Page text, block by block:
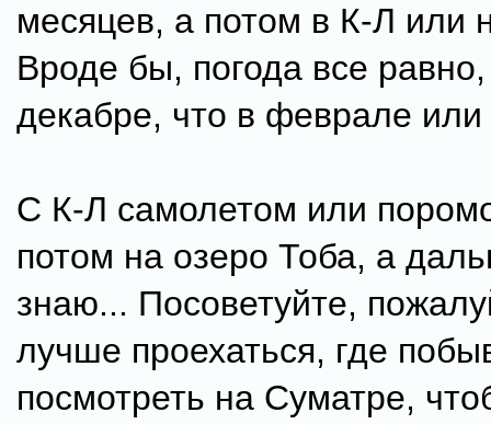
месяцев, а потом в К-Л или
Вроде бы, погода все
декабре, что в феврале или
С К-Л самолетом или
потом на озеро Тоба, а
знаю... Посоветуйте,
лучше проехаться, где
посмотреть на Суматре,